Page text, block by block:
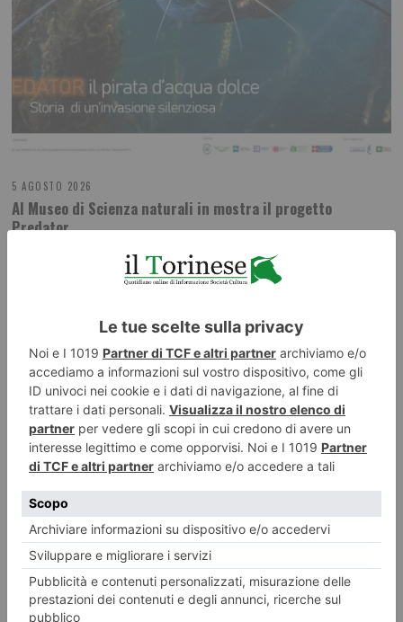
5 AGOSTO 2026
Al Museo di Scienza naturali in mostra il progetto
Predator
LASCIA UN COMMENTO